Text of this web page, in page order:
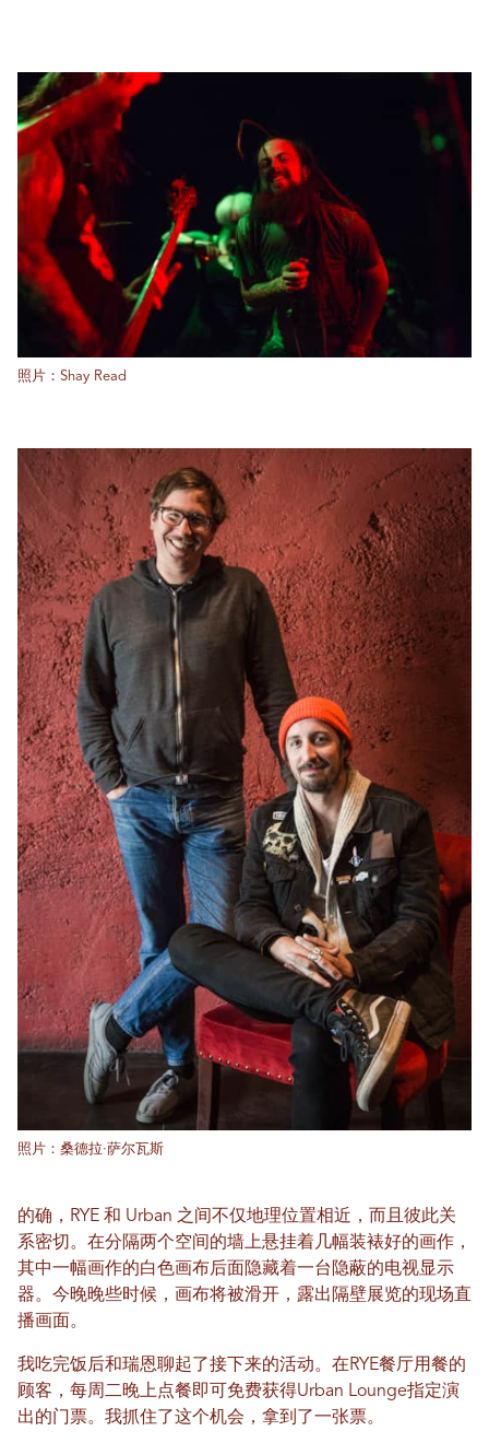
照片：Shay Read
照片：桑德拉·萨尔瓦斯
的确，RYE 和 Urban 之间不仅地理位置相近，而且彼此关
系密切。在分隔两个空间的墙上悬挂着几幅装裱好的画作，
其中一幅画作的白色画布后面隐藏着一台隐蔽的电视显示
器。今晚晚些时候，画布将被滑开，露出隔壁展览的现场直
播画面。
我吃完饭后和瑞恩聊起了接下来的活动。在RYE餐厅用餐的
顾客，每周二晚上点餐即可免费获得Urban Lounge指定演
出的门票。我抓住了这个机会，拿到了一张票。